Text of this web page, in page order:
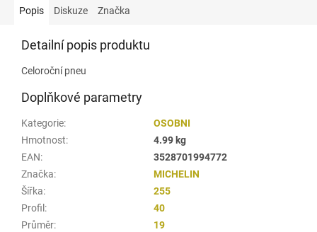
Popis Diskuze Značka
Detailní popis produktu
Celoroční pneu
Doplňkové parametry
Kategorie:
OSOBNI
Hmotnost:
4.99 kg
EAN:
3528701994772
Značka:
MICHELIN
Šířka:
255
Profil :
40
Průměr:
19